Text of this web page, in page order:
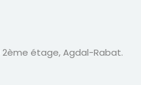
2ème étage, Agdal-Rabat.